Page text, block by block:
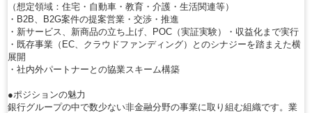
（想定領域：住宅・自動車・教育・介護・生活関連等）
・B2B、B2G案件の提案営業・交渉・推進
・新サービス、新商品の立ち上げ、POC（実証実験）・収益化まで実行
・既存事業（EC、クラウドファンディング）とのシナジーを踏まえた横
展開
・社内外パートナーとの協業スキーム構築
●ポジションの魅力
銀行グループの中で数少ない非金融分野の事業に取り組む組織です。業